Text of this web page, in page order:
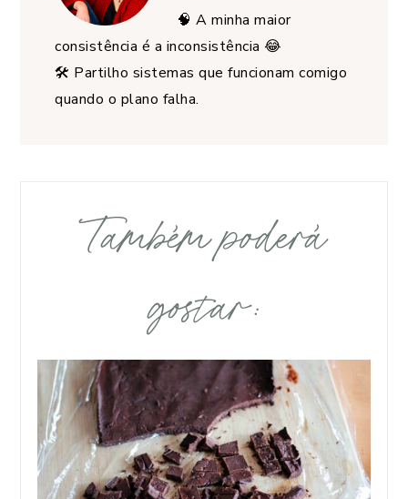
🧠 A minha maior
consistência é a inconsistência 😂
🛠️ Partilho sistemas que funcionam comigo
quando o plano falha.
Também poderá
gostar: